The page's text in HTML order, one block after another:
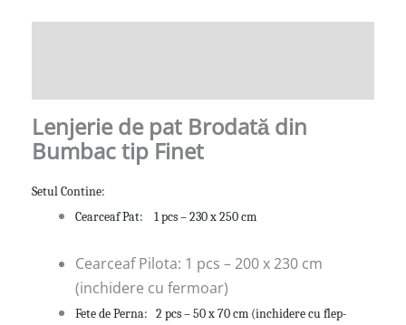
Lenjerie de pat Brodată din
Bumbac tip Finet
Setul Contine:
Cearceaf Pat: 1 pcs – 230 x 250 cm
Cearceaf Pilota: 1 pcs – 200 x 230 cm
(inchidere cu fermoar)
Fete de Perna: 2 pcs – 50 x 70 cm (inchidere cu flep-